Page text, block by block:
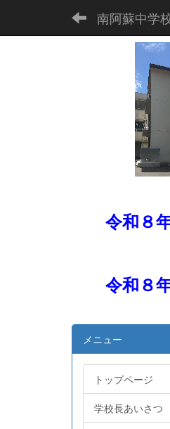
南阿蘇中学
令和８年
令和８年
メニュー
トップページ
学校長あいさつ